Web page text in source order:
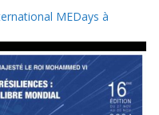
MEDays à